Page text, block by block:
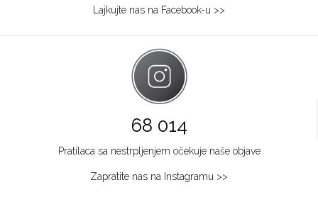
Lajkujte nas na Facebook-u >>
68 014
Pratilaca sa nestrpljenjem očekuje naše objave
Zapratite nas na Instagramu >>